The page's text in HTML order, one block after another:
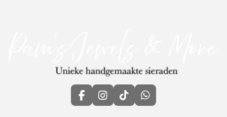
F
a
I
n
T
i
W
h